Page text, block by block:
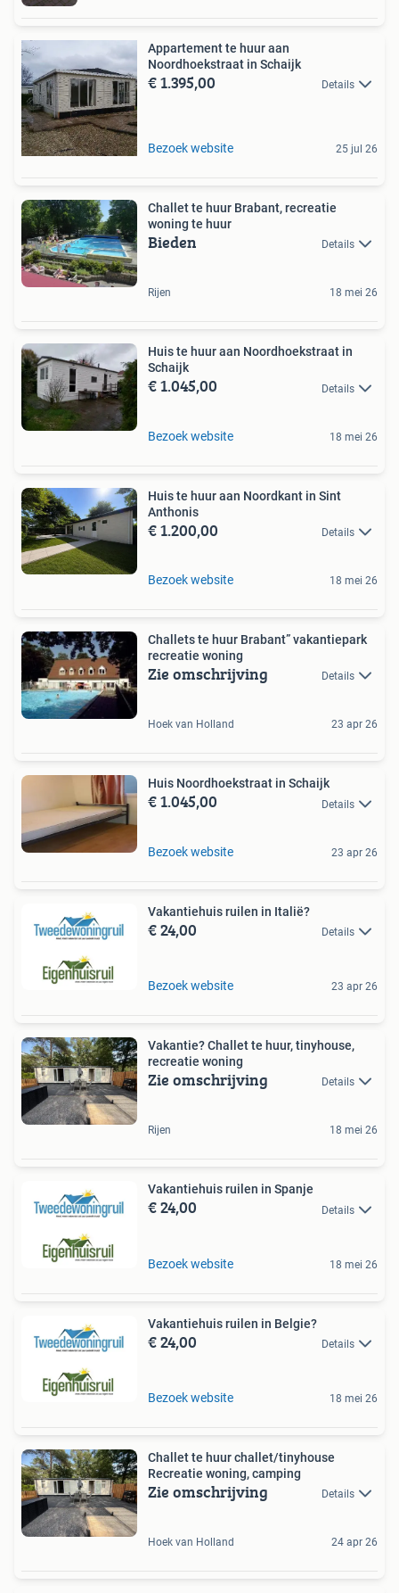
Appartement te huur aan
Noordhoekstraat in Schaijk
€ 1.395,00 Details
Bezoek website 25 jul 26
Challet te huur Brabant, recreatie
woning te huur
Bieden Details
Rijen 18 mei 26
Huis te huur aan Noordhoekstraat in
Schaijk
€ 1.045,00 Details
Bezoek website 18 mei 26
Huis te huur aan Noordkant in Sint
Anthonis
€ 1.200,00 Details
Bezoek website 18 mei 26
Challets te huur Brabant” vakantiepark
recreatie woning
Zie omschrijving Details
Hoek van Holland 23 apr 26
Huis Noordhoekstraat in Schaijk
€ 1.045,00 Details
Bezoek website 23 apr 26
Vakantiehuis ruilen in Italië?
€ 24,00 Details
Bezoek website 23 apr 26
Vakantie? Challet te huur, tinyhouse,
recreatie woning
Zie omschrijving Details
Rijen 18 mei 26
Vakantiehuis ruilen in Spanje
€ 24,00 Details
Bezoek website 18 mei 26
Vakantiehuis ruilen in Belgie?
€ 24,00 Details
Bezoek website 18 mei 26
Challet te huur challet/tinyhouse
Recreatie woning, camping
Zie omschrijving Details
Hoek van Holland 24 apr 26